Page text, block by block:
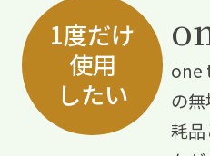
1度だけ
使用
したい
one
の
耗品